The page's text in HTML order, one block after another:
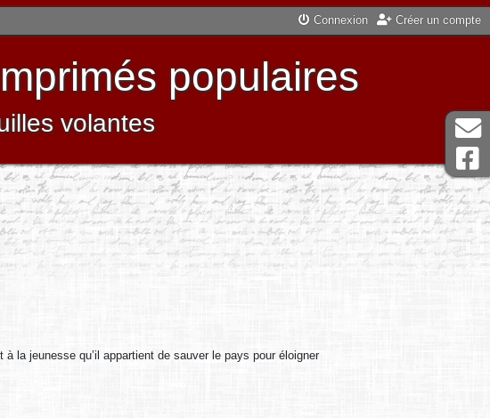
Connexion Créer un compte
populaires
volantes
la jeunesse qu’il appartient de sauver le pays pour éloigner